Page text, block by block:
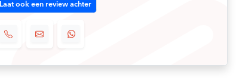
Laat ook een review achter